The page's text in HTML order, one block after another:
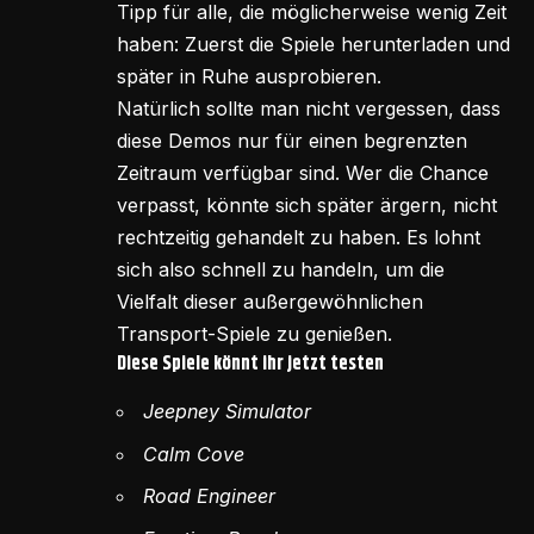
Tipp für alle, die möglicherweise wenig Zeit
haben: Zuerst die Spiele herunterladen und
später in Ruhe ausprobieren.
Natürlich sollte man nicht vergessen, dass
diese Demos nur für einen begrenzten
Zeitraum verfügbar sind. Wer die Chance
verpasst, könnte sich später ärgern, nicht
rechtzeitig gehandelt zu haben. Es lohnt
sich also schnell zu handeln, um die
Vielfalt dieser außergewöhnlichen
Transport-Spiele zu genießen.
Diese Spiele könnt ihr jetzt testen
Jeepney Simulator
Calm Cove
Road Engineer